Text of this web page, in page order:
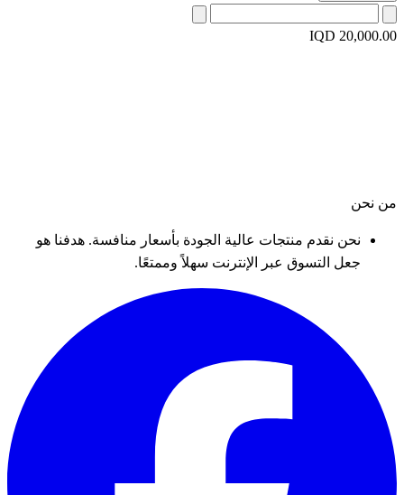
IQD 20,000.00
من نحن
نحن نقدم منتجات عالية الجودة بأسعار منافسة. هدفنا هو
جعل التسوق عبر الإنترنت سهلاً وممتعًا.